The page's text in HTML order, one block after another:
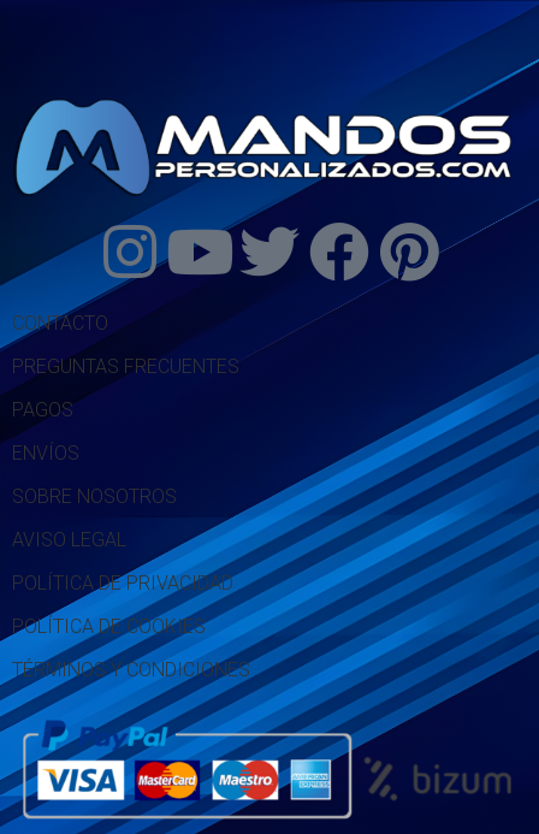
CONTACTO
PREGUNTAS FRECUENTES
PAGOS
ENVÍOS
SOBRE NOSOTROS
AVISO LEGAL
POLÍTICA DE PRIVACIDAD
POLÍTICA DE COOKIES
TÉRMINOS Y CONDICIONES